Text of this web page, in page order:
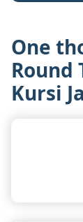
One
Round
Kursi